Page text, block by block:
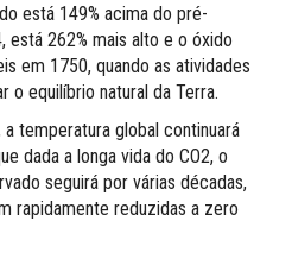
está 149% acima do pré-
está 262% mais alto e o óxido
em 1750, quando as atividades
o equilíbrio natural da Terra.
temperatura global continuará
dada a longa vida do CO2, o
seguirá por várias décadas,
rapidamente reduzidas a zero